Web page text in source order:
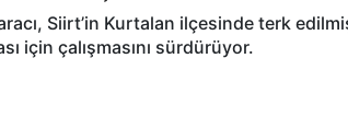
aracı, Siirt’in Kurtalan ilçesinde terk
için çalışmasını sürdürüyor.